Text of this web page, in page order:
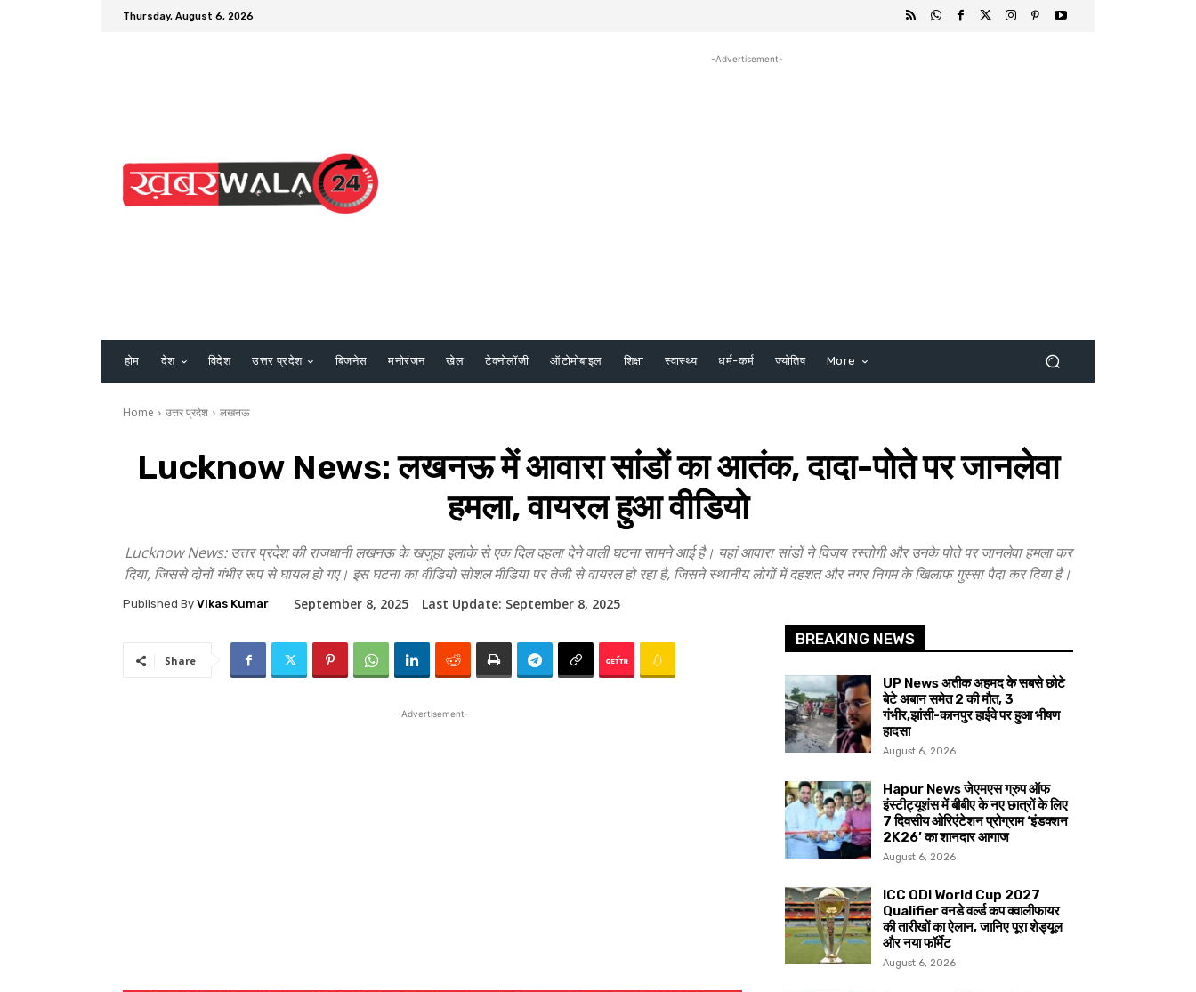
Thursday, August 6, 2026
-Advertisement-
होम देश विदेश उत्तर प्रदेश बिजनेस मनोरंजन खेल टेक्नोलॉजी ऑटोमोबाइल शिक्षा स्वास्थ्य धर्म-कर्म ज्योतिष More
Home उत्तर प्रदेश लखनऊ
Lucknow News: लखनऊ में आवारा सांडों का आतंक, दादा-पोते पर जानलेवा
हमला, वायरल हुआ वीडियो
Lucknow News: उत्तर प्रदेश की राजधानी लखनऊ के खजुहा इलाके से एक दिल दहला देने वाली घटना सामने आई है। यहां आवारा सांडों ने विजय रस्तोगी और उनके पोते पर जानलेवा हमला कर
दिया, जिससे दोनों गंभीर रूप से घायल हो गए। इस घटना का वीडियो सोशल मीडिया पर तेजी से वायरल हो रहा है, जिसने स्थानीय लोगों में दहशत और नगर निगम के खिलाफ गुस्सा पैदा कर दिया है।
Published By Vikas Kumar September 8, 2025 Last Update: September 8, 2025
Share
-Advertisement-
BREAKING NEWS
UP News अतीक अहमद के सबसे छोटे
बेटे अबान समेत 2 की मौत, 3
गंभीर,झांसी-कानपुर हाईवे पर हुआ भीषण
हादसा
August 6, 2026
Hapur News जेएमएस ग्रुप ऑफ
इंस्टीट्यूशंस में बीबीए के नए छात्रों के लिए
7 दिवसीय ओरिएंटेशन प्रोग्राम ‘इंडक्शन
2K26’ का शानदार आगाज
August 6, 2026
ICC ODI World Cup 2027
Qualifier वनडे वर्ल्ड कप क्वालीफायर
की तारीखों का ऐलान, जानिए पूरा शेड्यूल
और नया फॉर्मेट
August 6, 2026